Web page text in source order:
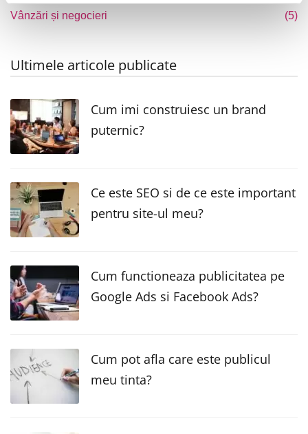
Vânzări și negocieri (5)
Ultimele articole publicate
Cum imi construiesc un brand
puternic?
Ce este SEO si de ce este important
pentru site-ul meu?
Cum functioneaza publicitatea pe
Google Ads si Facebook Ads?
Cum pot afla care este publicul
meu tinta?